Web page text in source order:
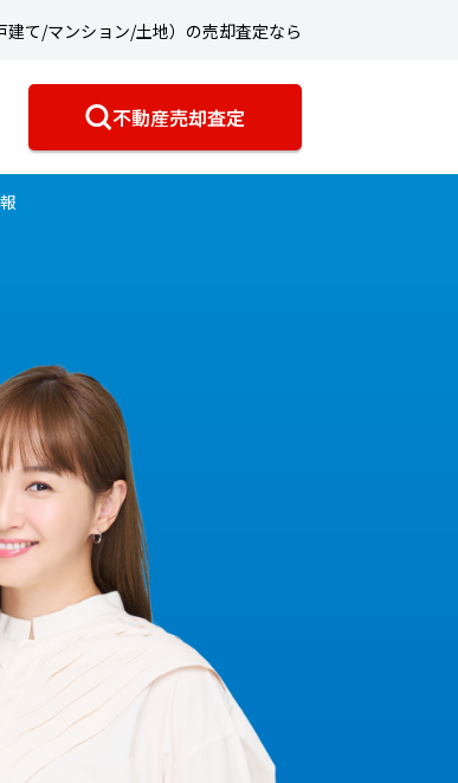
建て/マンション/土地）の売却査定なら
不動産売却査定